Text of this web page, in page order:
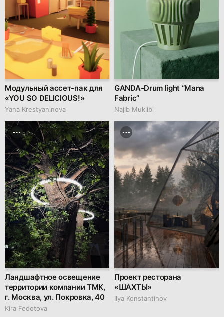
Модульный ассет-пак для
«YOU SO DELICIOUS!»
Yana Krestyaninova
GANDA-Drum light ‘’Mana
Fabric’’
Najib Mukiibi
Ландшафтное освещение
территории компании ТМК,
г. Москва, ул. Покровка, 40
Kira Fedotova
Проект ресторана
«ШАХТЫ»
Ilya Konstantinov